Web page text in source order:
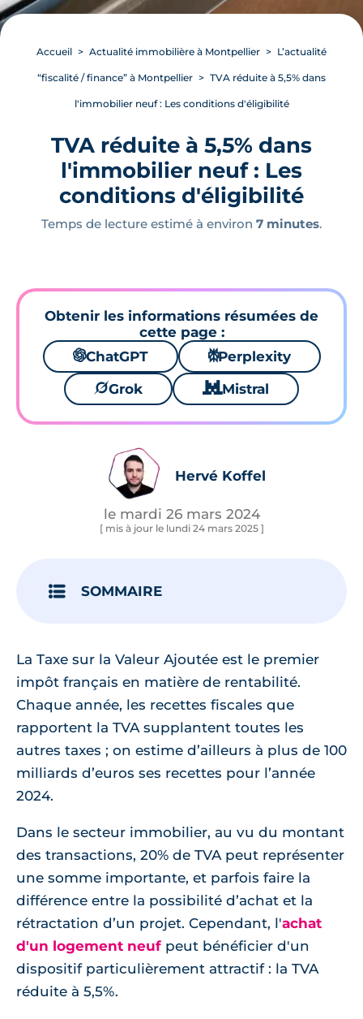
Accueil Actualité immobilière à Montpellier L’actualité
“fiscalité / finance” à Montpellier TVA réduite à 5,5% dans
l'immobilier neuf : Les conditions d'éligibilité
TVA réduite à 5,5% dans
l'immobilier neuf : Les
conditions d'éligibilité
Temps de lecture estimé à environ 7 minutes.
Obtenir les informations résumées de
cette page :
🌌ChatGPT ⚙Perplexity
🪐Grok 🐱 Mistral
Hervé Koffel
le mardi 26 mars 2024
[ mis à jour le lundi 24 mars 2025 ]
SOMMAIRE
La Taxe sur la Valeur Ajoutée est le premier
impôt français en matière de rentabilité.
Chaque année, les recettes fiscales que
rapportent la TVA supplantent toutes les
autres taxes ; on estime d’ailleurs à plus de 100
milliards d’euros ses recettes pour l’année
2024.
Dans le secteur immobilier, au vu du montant
des transactions, 20% de TVA peut représenter
une somme importante, et parfois faire la
différence entre la possibilité d’achat et la
rétractation d’un projet. Cependant, l'achat
d'un logement neuf peut bénéficier d'un
dispositif particulièrement attractif : la TVA
réduite à 5,5%.